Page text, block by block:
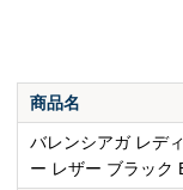
商品名
バレンシアガ レデ
ー レザー ブラック